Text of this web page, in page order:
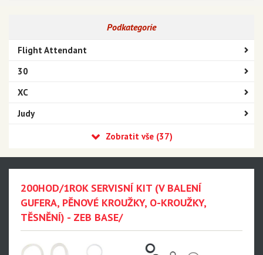
Podkategorie
Flight Attendant
30
XC
Judy
Reba
35
Revelation
200HOD/1ROK SERVISNÍ KIT (V BALENÍ
GUFERA, PĚNOVÉ KROUŽKY, O-KROUŽKY,
TĚSNĚNÍ) - ZEB BASE/